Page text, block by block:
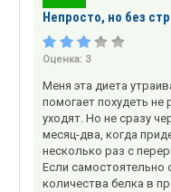
Непросто, но без
Оценка: 3
Меня эта диета
помогает похудеть не
уходят. Но не сразу
месяц-два, когда
несколько раз с
Если самостоятельно
количества белка в